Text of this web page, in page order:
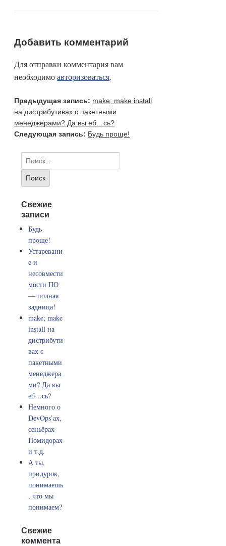
Добавить комментарий
Для отправки комментария вам
необходимоавторизоваться.
Предыдущая запись: make; make install
на дистрибутивах с пакетными
менеджерами? Да вы еб…сь?
Следующая запись: Будь проще!
Свежие
записи
Будь
проще!
Устаревани
е и
несовмести
мости ПО
— полная
задница!
make; make
install на
дистрибути
вах с
пакетными
менеджера
ми? Да вы
еб…сь?
Немного о
DevOps’ах,
сеньёрах
Помидорах
и т.д.
А ты,
придурок,
понимаешь
, что мы
понимаем?
Свежие
коммента